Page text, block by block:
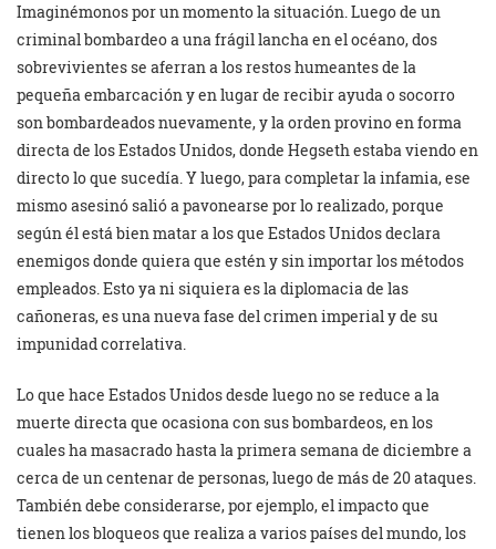
Imaginémonos por un momento la situación. Luego de un
criminal bombardeo a una frágil lancha en el océano, dos
sobrevivientes se aferran a los restos humeantes de la
pequeña embarcación y en lugar de recibir ayuda o socorro
son bombardeados nuevamente, y la orden provino en forma
directa de los Estados Unidos, donde Hegseth estaba viendo en
directo lo que sucedía. Y luego, para completar la infamia, ese
mismo asesinó salió a pavonearse por lo realizado, porque
según él está bien matar a los que Estados Unidos declara
enemigos donde quiera que estén y sin importar los métodos
empleados. Esto ya ni siquiera es la diplomacia de las
cañoneras, es una nueva fase del crimen imperial y de su
impunidad correlativa.
Lo que hace Estados Unidos desde luego no se reduce a la
muerte directa que ocasiona con sus bombardeos, en los
cuales ha masacrado hasta la primera semana de diciembre a
cerca de un centenar de personas, luego de más de 20 ataques.
También debe considerarse, por ejemplo, el impacto que
tienen los bloqueos que realiza a varios países del mundo, los